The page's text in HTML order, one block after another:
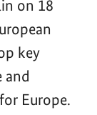
on 18
key
and
Europe.